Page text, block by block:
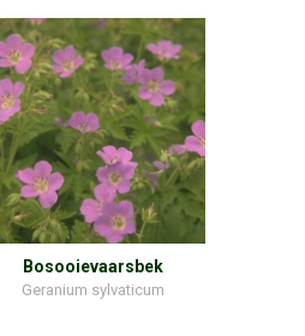
Bosooievaarsbek
Geranium sylvaticum